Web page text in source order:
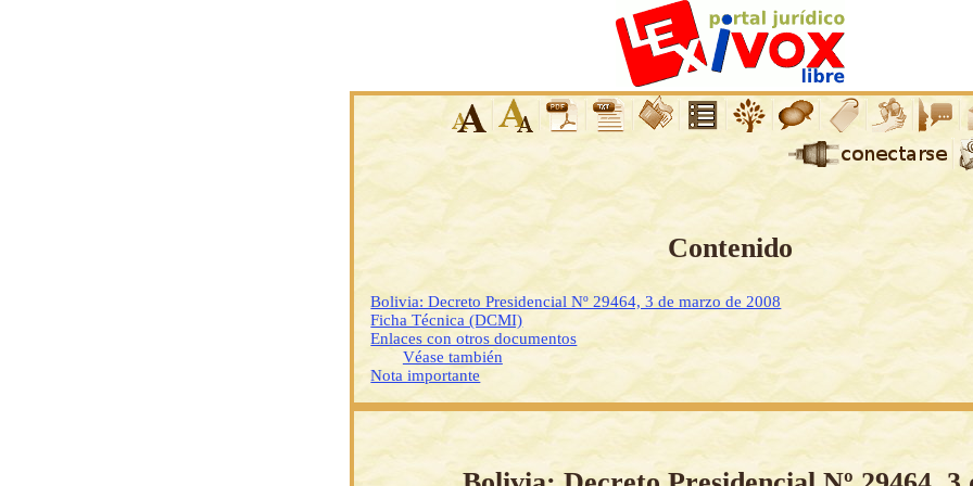
Contenido
Bolivia: Decreto Presidencial Nº 29464, 3 de marzo de 2008
Ficha Técnica (DCMI)
Enlaces con otros documentos
Véase también
Nota importante